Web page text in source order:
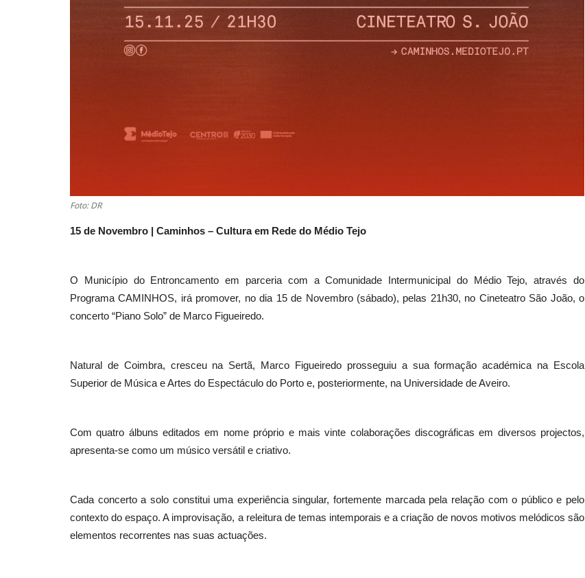
Foto: DR
15 de Novembro | Caminhos – Cultura em Rede do Médio Tejo
O Município do Entroncamento em parceria com a Comunidade Intermunicipal do Médio Tejo, através do
Programa CAMINHOS, irá promover, no dia 15 de Novembro (sábado), pelas 21h30, no Cineteatro São João, o
concerto “Piano Solo” de Marco Figueiredo.
Natural de Coimbra, cresceu na Sertã, Marco Figueiredo prosseguiu a sua formação académica na Escola
Superior de Música e Artes do Espectáculo do Porto e, posteriormente, na Universidade de Aveiro.
Com quatro álbuns editados em nome próprio e mais vinte colaborações discográficas em diversos projectos,
apresenta-se como um músico versátil e criativo.
Cada concerto a solo constitui uma experiência singular, fortemente marcada pela relação com o público e pelo
contexto do espaço. A improvisação, a releitura de temas intemporais e a criação de novos motivos melódicos são
elementos recorrentes nas suas actuações.